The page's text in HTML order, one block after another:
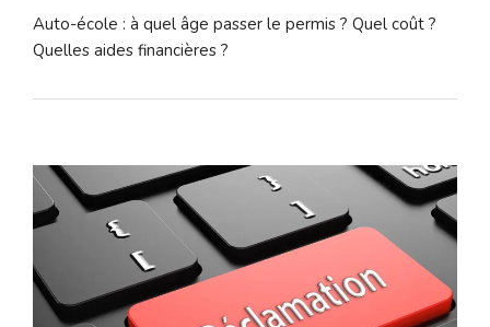
Auto-école : à quel âge passer le permis ? Quel coût ?
Quelles aides financières ?